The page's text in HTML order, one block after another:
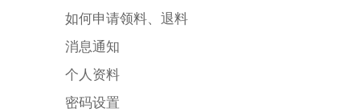
如何申请领料、退料
消息通知
个人资料
密码设置